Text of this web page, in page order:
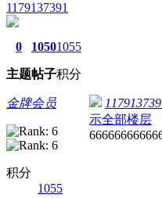
1179137391
0
主题
1050
帖子
1055
积分
金牌会员
积分
1055
示全部楼层